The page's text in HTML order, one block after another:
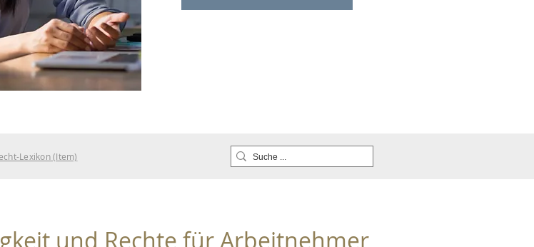
Lexikon (Item)
und Rechte für Arbeitnehmer